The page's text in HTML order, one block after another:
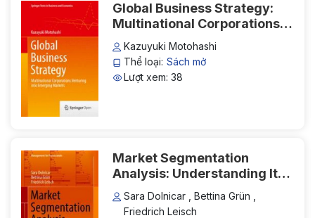
Global Business Strategy:
Multinational Corporations
Venturing into Emerging
Markets
Kazuyuki Motohashi
Thể loại: Sách mở
Lượt xem: 38
Market Segmentation
Analysis: Understanding It,
Doing It, and Making It
Useful
Sara Dolnicar , Bettina Grün ,
Friedrich Leisch